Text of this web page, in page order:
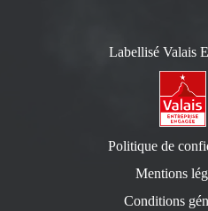
Labellisé Valais
Politique de
Mentions
Conditions